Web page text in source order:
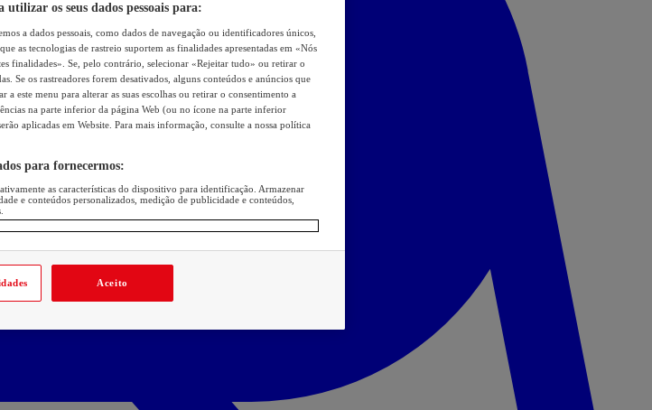
os seus dados pessoais para:
a dados pessoais, como dados de navegação ou identificadores únicos,
as tecnologias de rastreio suportem as finalidades apresentadas em «Nós
finalidades». Se, pelo contrário, selecionar «Rejeitar tudo» ou retirar o
Se os rastreadores forem desativados, alguns conteúdos e anúncios que
a este menu para alterar as suas escolhas ou retirar o consentimento a
na parte inferior da página Web (ou no ícone na parte inferior
aplicadas em Website. Para mais informação, consulte a nossa política
para fornecermos:
as características do dispositivo para identificação. Armazenar
e conteúdos personalizados, medição de publicidade e conteúdos,
Aceito